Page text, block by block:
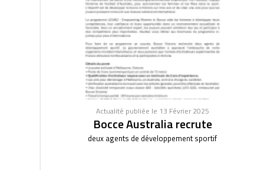
Actualité publiée le 13 Février 2025
Bocce Australia recrute
deux agents de développement sportif